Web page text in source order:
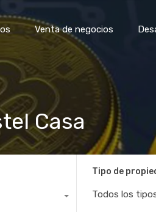
Terrenos Venta de negocios
Venta de negocios
Casa
Tipo de
Todos los